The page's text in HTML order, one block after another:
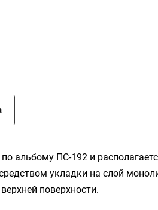
по альбому ПС-192 и
укладки на слой
поверхности.